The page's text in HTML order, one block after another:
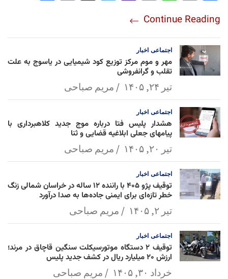
ok
Ap
p
Lin
k
l
Continue Reading
اجتماعی اخبار
مهر و موم مرکز توزیع کود شیمیایی در یاسوج به علت
تقلب و گرانفروشی
تیر ۲۴, ۱۴۰۵ مریم صباحی
اجتماعی اخبار
هشدار پلیس فتا درباره موج جدید کلاهبرداری با
پیامهای جعلی ابلاغیه قضایی و ثنا
تیر ۲۰, ۱۴۰۵ مریم صباحی
اجتماعی اخبار
توقیف پژو ۴۰۵ با راننده ۱۲ ساله در خراسان شمالی زنگ
خطر تازه‌ای برای ایمنی جاده‌ها به صدا درآورد
تیر ۲, ۱۴۰۵ مریم صباحی
اجتماعی اخبار
توقیف ۲ دستگاه موتورسیکلت سنگین قاچاق در مرند؛
ارزش ۲۰ میلیارد ریال در کشف جدید پلیس
خرداد ۳۰, ۱۴۰۵ مریم صباحی